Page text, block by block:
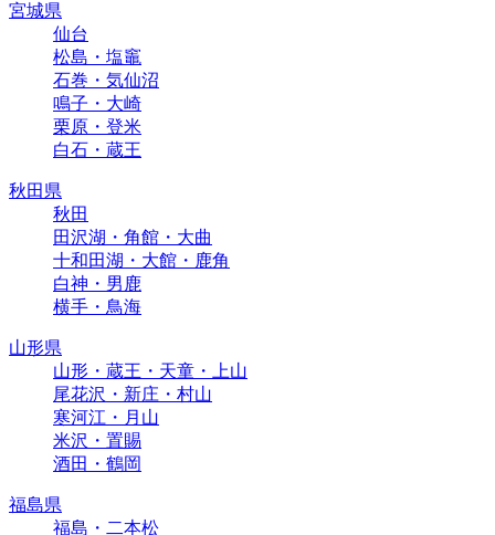
宮城県
仙台
松島・塩竈
石巻・気仙沼
鳴子・大崎
栗原・登米
白石・蔵王
秋田県
秋田
田沢湖・角館・大曲
十和田湖・大館・鹿角
白神・男鹿
横手・鳥海
山形県
山形・蔵王・天童・上山
尾花沢・新庄・村山
寒河江・月山
米沢・置賜
酒田・鶴岡
福島県
福島・二本松